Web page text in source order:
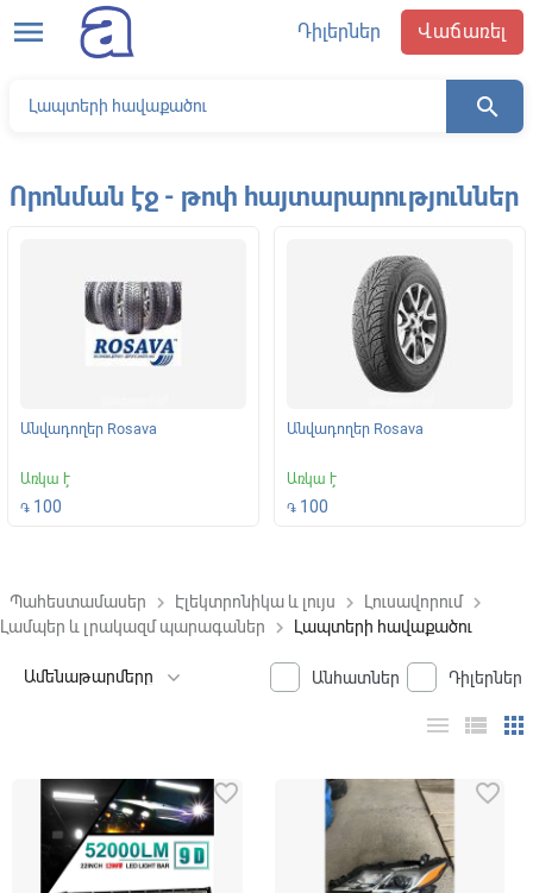
menu Դիլերներ Վաճառել
search
Որոնման էջ - թոփ հայտարարություններ
Անվադողեր Rosava
Առկա է
֏ 100
Անվադողեր Rosava
Առկա է
֏ 100
Պահեստամասեր keyboard_arrow_right Էլեկտրոնիկա և լույս keyboard_arrow_right Լուսավորում keyboard_arrow_right
Լամպեր և լրակազմ պարագաներ keyboard_arrow_right Լապտերի հավաքածու
Անհատներ Դիլերներ
apps
view_list
menu
favorite_border favorite_border